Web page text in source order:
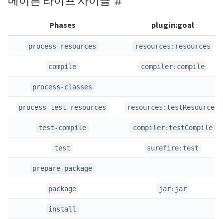
Phases plugin:goal
process-resources resources:resources
compile compiler:compile
process-classes
process-test-resources resources:testResources
test-compile compiler:testCompile
test surefire:test
prepare-package
package jar:jar
install